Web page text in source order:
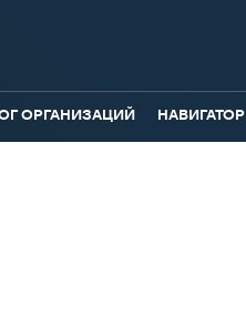
ОРГАНИЗАЦИЙ НАВИГАТОР